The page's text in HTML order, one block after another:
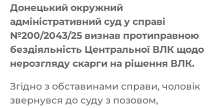
Донецький окружний
адміністративний суд у справі
№200/2043/25 визнав протиправною
бездіяльність Центральної ВЛК щодо
нерозгляду скарги на рішення ВЛК.
Згідно з обставинами справи, чоловік
звернувся до суду з позовом,